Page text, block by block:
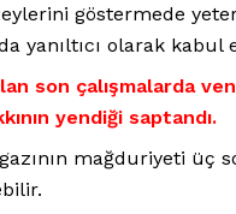
göstermede
yanıltıcı olarak kabul
son çalışmalarda
yendiği saptandı.
mağduriyeti üç